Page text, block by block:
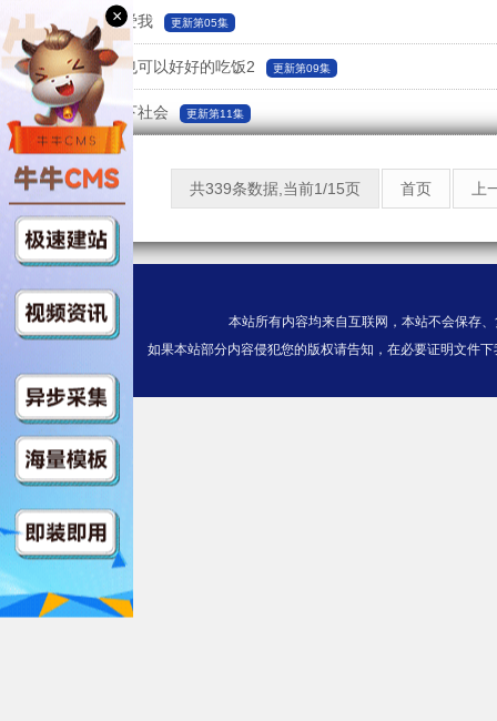
看看你有多爱我 更新第05集
就算一个人也可以好好的吃饭2 更新第09集
师大公园地下社会 更新第11集
共339条数据,当前1/15页 首页 上
本站所有内容均来自互联网，本站不会保存
如果本站部分内容侵犯您的版权请告知，在必要证明文件
×